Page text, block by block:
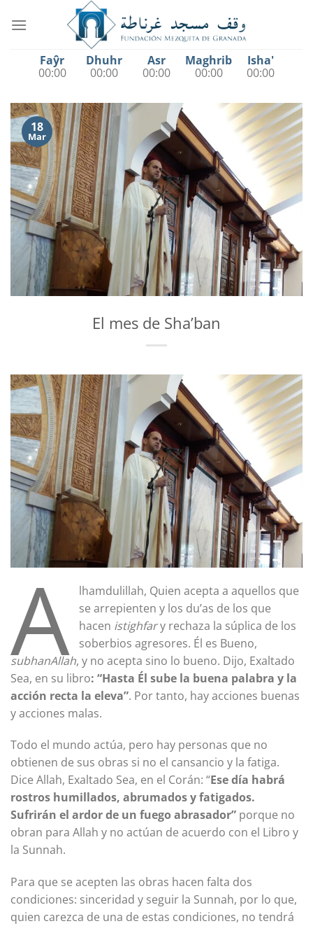
Faŷr
00:00
Dhuhr
00:00
Asr
00:00
Maghrib
00:00
Isha'
00:00
18
Mar
El mes de Sha’ban
A
lhamdulillah, Quien acepta a aquellos que
se arrepienten y los du’as de los que
hacen istighfary rechaza la súplica de los
soberbios agresores. Él es Bueno,
subhanAllah, y no acepta sino lo bueno. Dijo, Exaltado
Sea, en su libro: “Hasta Él sube la buena palabra y la
acción recta la eleva”. Por tanto, hay acciones buenas
y acciones malas.
Todo el mundo actúa, pero hay personas que no
obtienen de sus obras si no el cansancio y la fatiga.
Dice Allah, Exaltado Sea, en el Corán: “Ese día habrá
rostros humillados, abrumados y fatigados.
Sufrirán el ardor de un fuego abrasador” porque no
obran para Allah y no actúan de acuerdo con el Libro y
la Sunnah.
Para que se acepten las obras hacen falta dos
condiciones: sinceridad y seguir la Sunnah, por lo que,
quien carezca de una de estas condiciones, no tendrá